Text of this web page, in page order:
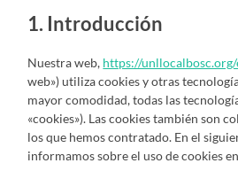
1. Introducción
Nuestra web, https://unllocalbosc.org/
web») utiliza cookies y otras
mayor comodidad, todas las
«cookies»). Las cookies también son
los que hemos contratado. En el
informamos sobre el uso de cookies